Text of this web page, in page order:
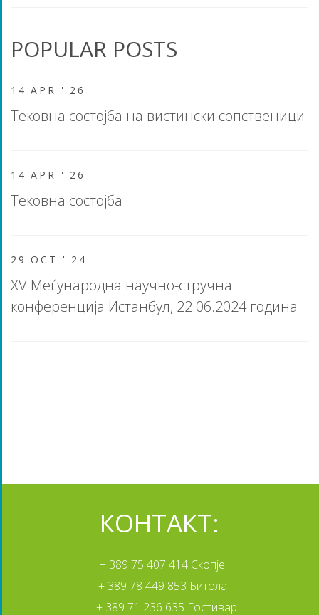
POPULAR POSTS
14 APR ' 26
Тековна состојба на вистински сопственици
14 APR ' 26
Тековна состојба
29 OCT ' 24
XV Меѓународна научно-стручна
конференција Истанбул, 22.06.2024 година
КОНТАКТ:
+ 389 75 407 414 Скопје
+ 389 78 449 853 Битола
+ 389 71 236 635 Гостивар